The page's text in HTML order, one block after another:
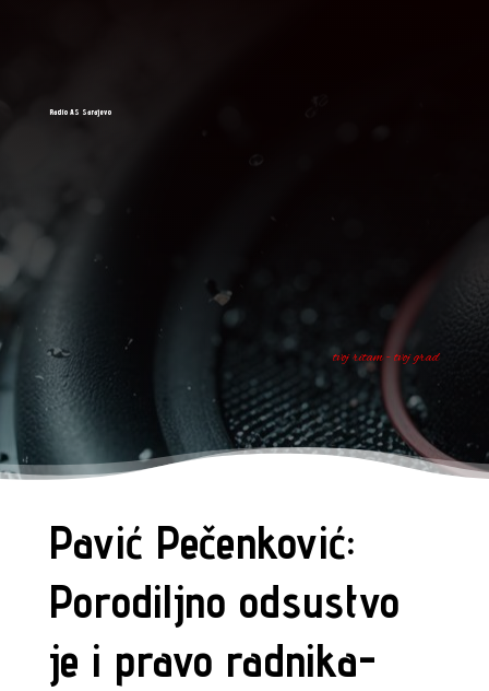
Radio AS Sarajevo
tvoj ritam - tvoj grad
Pavić Pečenković:
Porodiljno odsustvo
je i pravo radnika-